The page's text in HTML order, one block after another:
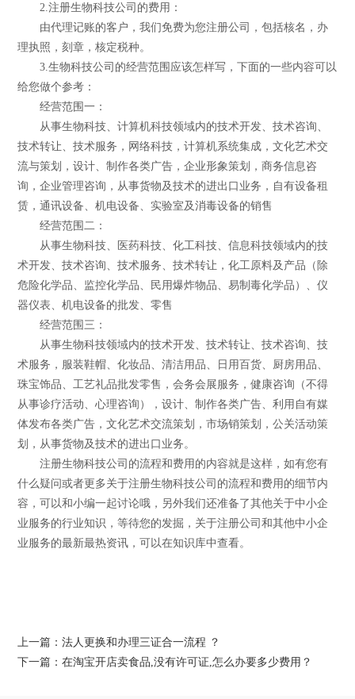
2.注册生物科技公司的费用：
由代理记账的客户，我们免费为您注册公司，包括核名，办
理执照，刻章，核定税种。
3.生物科技公司的经营范围应该怎样写，下面的一些内容可以
给您做个参考：
经营范围一：
从事生物科技、计算机科技领域内的技术开发、技术咨询、
技术转让、技术服务，网络科技，计算机系统集成，文化艺术交
流与策划，设计、制作各类广告，企业形象策划，商务信息咨
询，企业管理咨询，从事货物及技术的进出口业务，自有设备租
赁，通讯设备、机电设备、实验室及消毒设备的销售
经营范围二：
从事生物科技、医药科技、化工科技、信息科技领域内的技
术开发、技术咨询、技术服务、技术转让，化工原料及产品（除
危险化学品、监控化学品、民用爆炸物品、易制毒化学品）、仪
器仪表、机电设备的批发、零售
经营范围三：
从事生物科技领域内的技术开发、技术转让、技术咨询、技
术服务，服装鞋帽、化妆品、清洁用品、日用百货、厨房用品、
珠宝饰品、工艺礼品批发零售，会务会展服务，健康咨询（不得
从事诊疗活动、心理咨询），设计、制作各类广告、利用自有媒
体发布各类广告，文化艺术交流策划，市场销策划，公关活动策
划，从事货物及技术的进出口业务。
注册生物科技公司的流程和费用的内容就是这样，如有您有
什么疑问或者更多关于注册生物科技公司的流程和费用的细节内
容，可以和小编一起讨论哦，另外我们还准备了其他关于中小企
业服务的行业知识，等待您的发掘，关于注册公司和其他中小企
业服务的最新最热资讯，可以在知识库中查看。
上一篇：法人更换和办理三证合一流程 ？
下一篇：在淘宝开店卖食品,没有许可证,怎么办要多少费用？